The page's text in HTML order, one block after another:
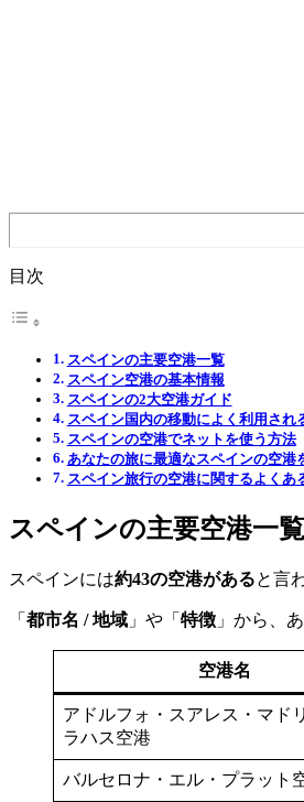
目次
スペインの主要空港一覧
スペイン空港の基本情報
スペインの2大空港ガイド
スペイン国内の移動によく利用され
スペインの空港でネットを使う方法
あなたの旅に最適なスペインの空港
スペイン旅行の空港に関するよくあ
スペインの主要空港一覧
スペインには約43の空港があると言
「 都市名 / 地域 」や「 特徴 」から、
空港名
アドルフォ・スアレス・マド
ラハス空港
バルセロナ・エル・プラット